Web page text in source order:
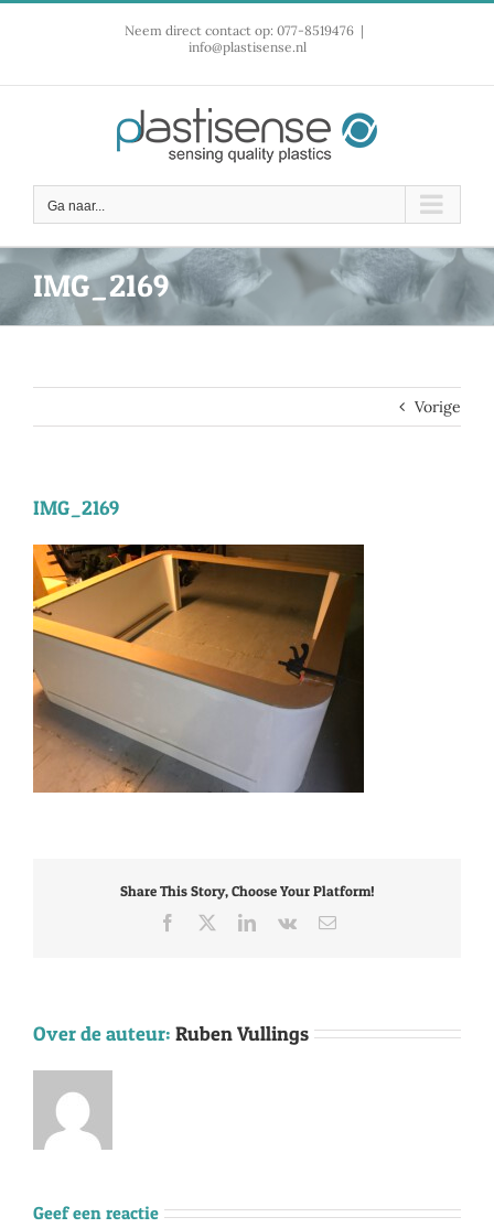
Neem direct contact op: 077-8519476 |
info@plastisense.nl
Ga naar...
IMG_2169
Vorige
IMG_2169
Share This Story, Choose Your Platform!
Facebook
LinkedIn
Vk
E-
Over de auteur: Ruben Vullings
Geef een reactie